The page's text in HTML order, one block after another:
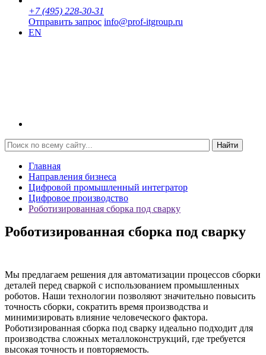
+7 (495) 228-30-31
Отправить запрос info@prof-itgroup.ru
EN
Найти
Главная
Направления бизнеса
Цифровой промышленный интегратор
Цифровое производство
Роботизированная сборка под сварку
Роботизированная сборка под сварку
Мы предлагаем решения для автоматизации процессов сборки
деталей перед сваркой с использованием промышленных
роботов. Наши технологии позволяют значительно повысить
точность сборки, сократить время производства и
минимизировать влияние человеческого фактора.
Роботизированная сборка под сварку идеально подходит для
производства сложных металлоконструкций, где требуется
высокая точность и повторяемость.